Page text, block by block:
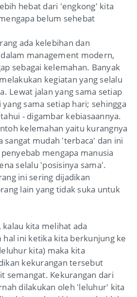
hebat dari 'engkong' kita
belum sehebat
ada kelebihan dan
management modern,
sebagai kelemahan. Banyak
kegiatan yang selalu
Lewat jalan yang sama setiap
sama setiap hari; sehingga
- digambar kebiasaannya.
kelemahan yaitu kurangnya
sangat mudah 'terbaca' dan ini
mengapa manusia
selalu 'posisinya sama'.
ini sering dijadikan
lain yang tidak suka untuk
kita melihat ada
hal ini ketika kita berkunjung ke
kita) maka kita
kekurangan tersebut
semangat. Kekurangan dari
dilakukan oleh 'leluhur' kita